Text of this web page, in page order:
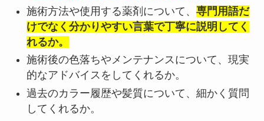
施術方法や使用する薬剤について、 専門用語だ
けでなく分かりやすい言葉で丁寧に説明してく
れるか。
施術後の色落ちやメンテナンスについて、現実
的なアドバイスをしてくれるか。
過去のカラー履歴や髪質について、細かく質問
してくれるか。